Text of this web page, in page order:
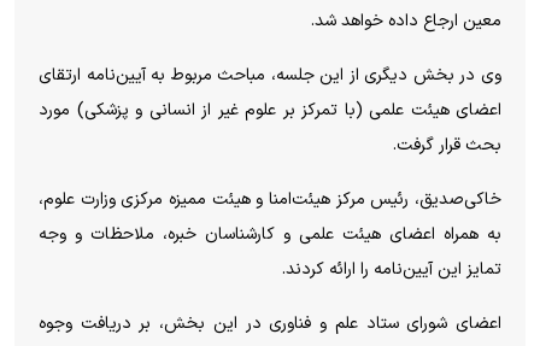
معین ارجاع داده خواهد شد.
وی در بخش دیگری از این جلسه، مباحث مربوط به آیین‌نامه ارتقای
اعضای هیئت علمی (با تمرکز بر علوم غیر از انسانی و پزشکی) مورد
بحث قرار گرفت.
خاکی‌صدیق، رئیس مرکز هیئت‌امنا و هیئت ممیزه مرکزی وزارت علوم،
به همراه اعضای هیئت علمی و کارشناسان خبره، ملاحظات و وجه
تمایز این آیین‌نامه را ارائه کردند.
اعضای شورای ستاد علم و فناوری در این بخش، بر دریافت وجوه